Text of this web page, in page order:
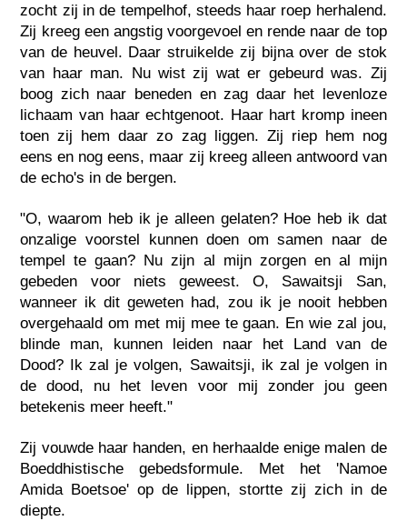
zocht zij in de tempelhof, steeds haar roep herhalend.
Zij kreeg een angstig voorgevoel en rende naar de top
van de heuvel. Daar struikelde zij bijna over de stok
van haar man. Nu wist zij wat er gebeurd was. Zij
boog zich naar beneden en zag daar het levenloze
lichaam van haar echtgenoot. Haar hart kromp ineen
toen zij hem daar zo zag liggen. Zij riep hem nog
eens en nog eens, maar zij kreeg alleen antwoord van
de echo's in de bergen.
"O, waarom heb ik je alleen gelaten? Hoe heb ik dat
onzalige voorstel kunnen doen om samen naar de
tempel te gaan? Nu zijn al mijn zorgen en al mijn
gebeden voor niets geweest. O, Sawaitsji San,
wanneer ik dit geweten had, zou ik je nooit hebben
overgehaald om met mij mee te gaan. En wie zal jou,
blinde man, kunnen leiden naar het Land van de
Dood? Ik zal je volgen, Sawaitsji, ik zal je volgen in
de dood, nu het leven voor mij zonder jou geen
betekenis meer heeft."
Zij vouwde haar handen, en herhaalde enige malen de
Boeddhistische gebedsformule. Met het 'Namoe
Amida Boetsoe' op de lippen, stortte zij zich in de
diepte.